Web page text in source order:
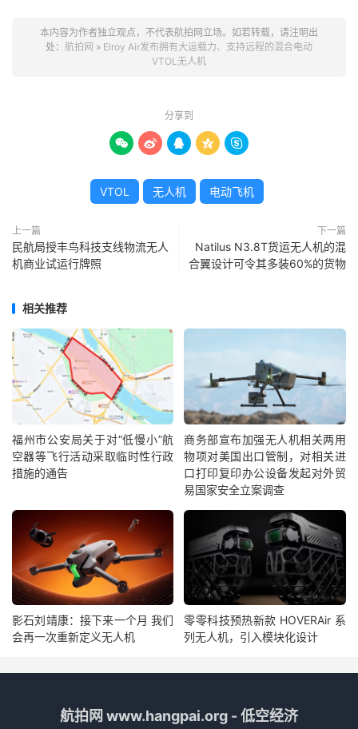
本内容为作者独立观点，不代表航拍网立场。如若转载，请注明出
处： 航拍网 » Elroy Air发布拥有大运载力、支持远程的混合电动
VTOL无人机
分享到
    
VTOL 无人机 电动飞机
上一篇
民航局授丰鸟科技支线物流无人
机商业试运行牌照
下一篇
Natilus N3.8T货运无人机的混
合翼设计可令其多装60%的货物
相关推荐
福州市公安局关于对“低慢小”航
空器等飞行活动采取临时性行政
措施的通告
商务部宣布加强无人机相关两用
物项对美国出口管制，对相关进
口打印复印办公设备发起对外贸
易国家安全立案调查
影石刘靖康：接下来一个月 我们
会再一次重新定义无人机
零零科技预热新款 HOVERAir 系
列无人机，引入模块化设计
航拍网 www.hangpai.org - 低空经济